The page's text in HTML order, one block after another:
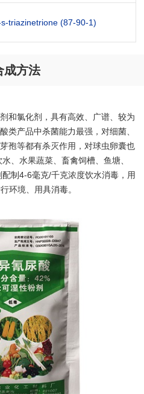
triazinetrione (87-90-1)
成方法
和氯化剂，具有高效、广谱、较为
类产品中杀菌能力最强，对细菌、
孢等都有杀灭作用，对球虫卵囊也
、水果蔬菜、畜禽饲槽、鱼塘、
制4-6毫克/千克浓度饮水消毒，用
环境、用具消毒。